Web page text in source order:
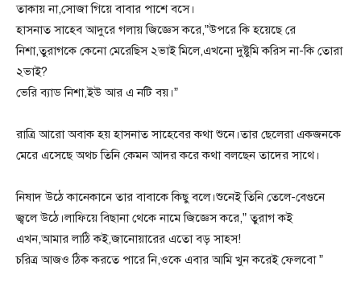
তাকায় না,সোজা গিয়ে বাবার পাশে বসে।
হাসনাত সাহেব আদুরে গলায় জিজ্ঞেস করে,”উপরে কি হয়েছে রে
নিশা,তুরাগকে কেনো মেরেছিস ২ভাই মিলে,এখনো দুষ্টুমি করিস না-কি তোরা
২ভাই?
ভেরি ব্যাড নিশা,ইউ আর এ নটি বয়।”
রাত্রি আরো অবাক হয় হাসনাত সাহেবের কথা শুনে।তার ছেলেরা একজনকে
মেরে এসেছে অথচ তিনি কেমন আদর করে কথা বলছেন তাদের সাথে।
নিষাদ উঠে কানেকানে তার বাবাকে কিছু বলে।শুনেই তিনি তেলে-বেগুনে
জ্বলে উঠে।লাফিয়ে বিছানা থেকে নামে জিজ্ঞেস করে,” তুরাগ কই
এখন,আমার লাঠি কই,জানোয়ারের এতো বড় সাহস!
চরিত্র আজও ঠিক করতে পারে নি,ওকে এবার আমি খুন করেই ফেলবো ”